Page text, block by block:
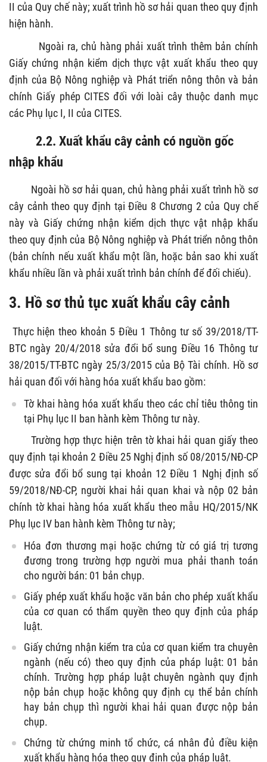
II của Quy chế này; xuất trình hồ sơ hải quan theo quy định
hiện hành.
Ngoài ra, chủ hàng phải xuất trình thêm bản chính
Giấy chứng nhận kiểm dịch thực vật xuất khẩu theo quy
định của Bộ Nông nghiệp và Phát triển nông thôn và bản
chính Giấy phép CITES đối với loài cây thuộc danh mục
các Phụ lục I, II của CITES.
2.2. Xuất khẩu cây cảnh có nguồn gốc
nhập khẩu
Ngoài hồ sơ hải quan, chủ hàng phải xuất trình hồ sơ
cây cảnh theo quy định tại Điều 8 Chương 2 của Quy chế
này và Giấy chứng nhận kiểm dịch thực vật nhập khẩu
theo quy định của Bộ Nông nghiệp và Phát triển nông thôn
(bản chính nếu xuất khẩu một lần, hoặc bản sao khi xuất
khẩu nhiều lần và phải xuất trình bản chính để đối chiếu).
3. Hồ sơ thủ tục xuất khẩu cây cảnh
Thực hiện theo khoản 5 Điều 1 Thông tư số 39/2018/TT-
BTC ngày 20/4/2018 sửa đổi bổ sung Điều 16 Thông tư
38/2015/TT-BTC ngày 25/3/2015 của Bộ Tài chính. Hồ sơ
hải quan đối với hàng hóa xuất khẩu bao gồm:
Tờ khai hàng hóa xuất khẩu theo các chỉ tiêu thông tin
tại Phụ lục II ban hành kèm Thông tư này.
Trường hợp thực hiện trên tờ khai hải quan giấy theo
quy định tại khoản 2 Điều 25 Nghị định số 08/2015/NĐ-CP
được sửa đổi bổ sung tại khoản 12 Điều 1 Nghị định số
59/2018/NĐ-CP, người khai hải quan khai và nộp 02 bản
chính tờ khai hàng hóa xuất khẩu theo mẫu HQ/2015/NK
Phụ lục IV ban hành kèm Thông tư này;
Hóa đơn thương mại hoặc chứng từ có giá trị tương
đương trong trường hợp người mua phải thanh toán
cho người bán: 01 bản chụp.
Giấy phép xuất khẩu hoặc văn bản cho phép xuất khẩu
của cơ quan có thẩm quyền theo quy định của pháp
luật.
Giấy chứng nhận kiểm tra của cơ quan kiểm tra chuyên
ngành (nếu có) theo quy định của pháp luật: 01 bản
chính. Trường hợp pháp luật chuyên ngành quy định
nộp bản chụp hoặc không quy định cụ thể bản chính
hay bản chụp thì người khai hải quan được nộp bản
chụp.
Chứng từ chứng minh tổ chức, cá nhân đủ điều kiện
xuất khẩu hàng hóa theo quy định của pháp luật.